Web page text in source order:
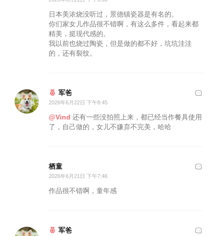
日本美浓烧没听过，景德镇瓷器是有名的。
你们家女儿作品很不错啊，有这么多件，看起来都
精美，挺现代感的。
我以前也烧过陶瓷，但是做的都不好，坑坑洼洼
的，还有裂纹。
军爸
2026年6月22日 下午8:45
@Vind 还有一些没拍照上来，都已经当作餐具使用
了，自己做的，女儿不嫌弃不完美，哈哈
栖童
2026年6月21日 下午7:46
作品很不错啊，童年感
军爸